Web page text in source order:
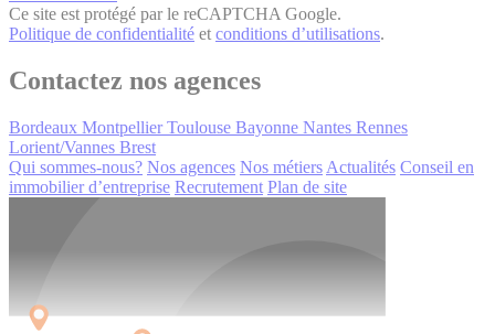
Ce site est protégé par le reCAPTCHA Google.
Politique de confidentialité et conditions d’utilisations.
Contactez nos agences
Bordeaux Montpellier Toulouse Bayonne Nantes Rennes
Lorient/Vannes Brest
Qui sommes-nous? Nos agences Nos métiers Actualités Conseil en
immobilier d’entreprise Recrutement Plan de site